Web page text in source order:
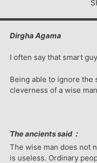
Dirgha Agama
I often say that smart
Being able to ignore the
cleverness of a wise
The ancients said：
The wise man does not
is useless. Ordinary